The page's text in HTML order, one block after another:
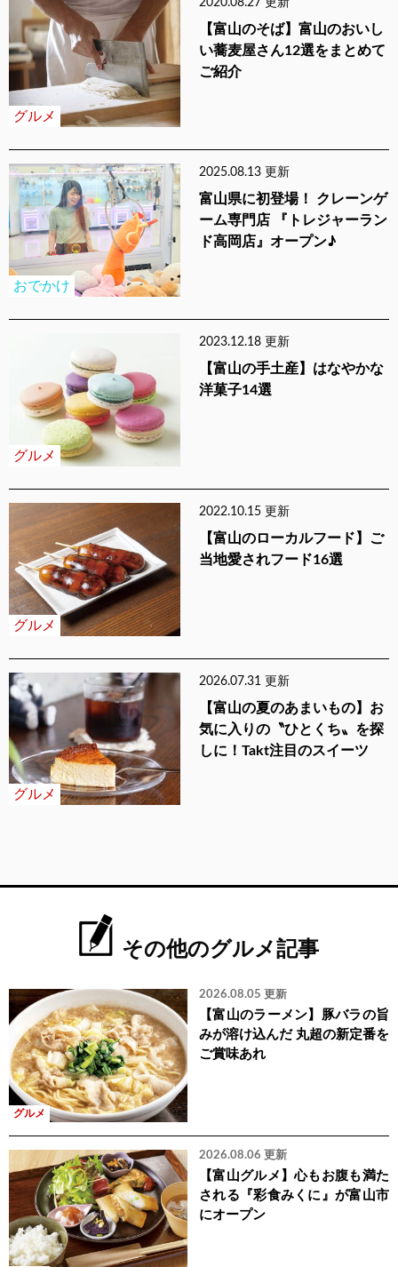
グルメ
2020.08.27 更新
【富山のそば】富山のおいし
い蕎麦屋さん12選をまとめて
ご紹介
おでかけ
2025.08.13 更新
富山県に初登場！ クレーンゲ
ーム専門店 『トレジャーラン
ド高岡店』オープン♪
グルメ
2023.12.18 更新
【富山の手土産】はなやかな
洋菓子14選
グルメ
2022.10.15 更新
【富山のローカルフード】ご
当地愛されフード16選
グルメ
2026.07.31 更新
【富山の夏のあまいもの】お
気に入りの〝ひとくち〟を探
しに！Takt注目のスイーツ
その他のグルメ記事
グルメ
2026.08.05 更新
【富山のラーメン】豚バラの旨
みが溶け込んだ 丸超の新定番を
ご賞味あれ
2026.08.06 更新
【富山グルメ】心もお腹も満た
される『彩食みくに』が富山市
にオープン